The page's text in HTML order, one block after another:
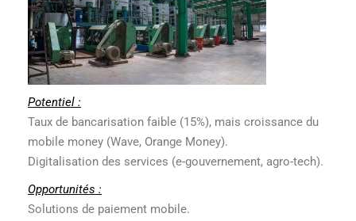
Potentiel :
Taux de bancarisation faible (15%), mais croissance du
mobile money (Wave, Orange Money).
Digitalisation des services (e-gouvernement, agro-tech).
Opportunités :
Solutions de paiement mobile.